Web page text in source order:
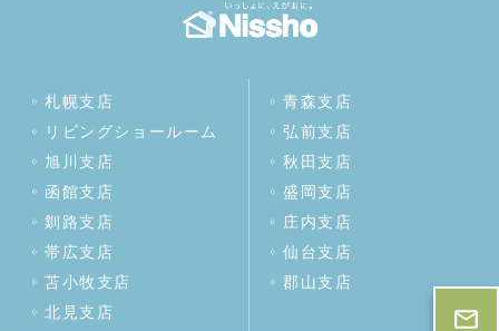
札幌支店
リビングショールーム
旭川支店
函館支店
釧路支店
帯広支店
苫小牧支店
北見支店
青森支店
弘前支店
秋田支店
盛岡支店
庄内支店
仙台支店
郡山支店